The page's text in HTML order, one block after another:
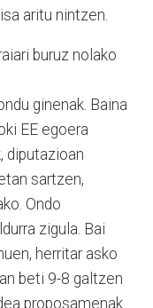
aritu nintzen.
buruz nolako
ginenak. Baina
EE egoera
diputazioan
sartzen,
Ondo
zigula. Bai
herritar asko
beti 9-8 galtzen
proposamenak